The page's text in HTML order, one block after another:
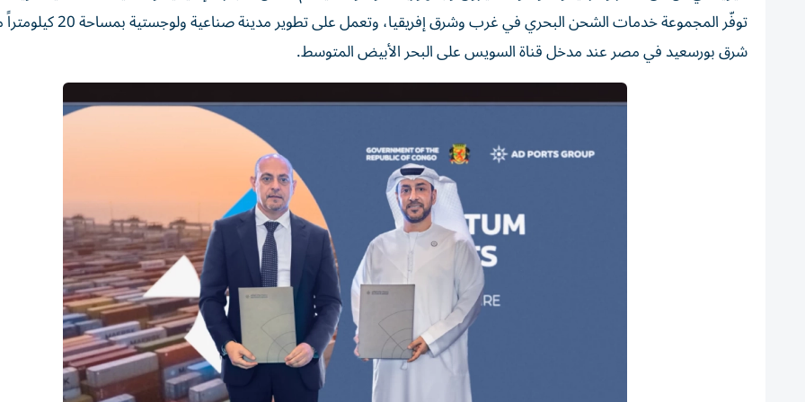
توفّر المجموعة خدمات الشحن البحري في غرب وشرق إفريقيا، وتعمل على
شرق بورسعيد في مصر عند مدخل قناة السويس على البحر الأبيض المتوسط.